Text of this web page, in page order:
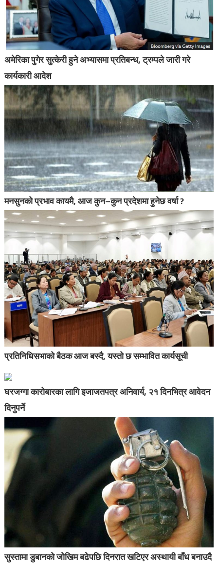
अमेरिका पुगेर सुत्केरी हुने अभ्यासमा प्रतिबन्ध, ट्रम्पले जारी गरे
कार्यकारी आदेश
मनसुनको प्रभाव कायमै, आज कुन–कुन प्रदेशमा हुनेछ वर्षा ?
प्रतिनिधिसभाको बैठक आज बस्दै, यस्तो छ सम्भावित कार्यसूची
घरजग्गा कारोबारका लागि इजाजतपत्र अनिवार्य, २१ दिनभित्र आवेदन
दिनुपर्ने
सुस्तामा डुबानको जोखिम बढेपछि दिनरात खटिएर अस्थायी बाँध बनाउदै